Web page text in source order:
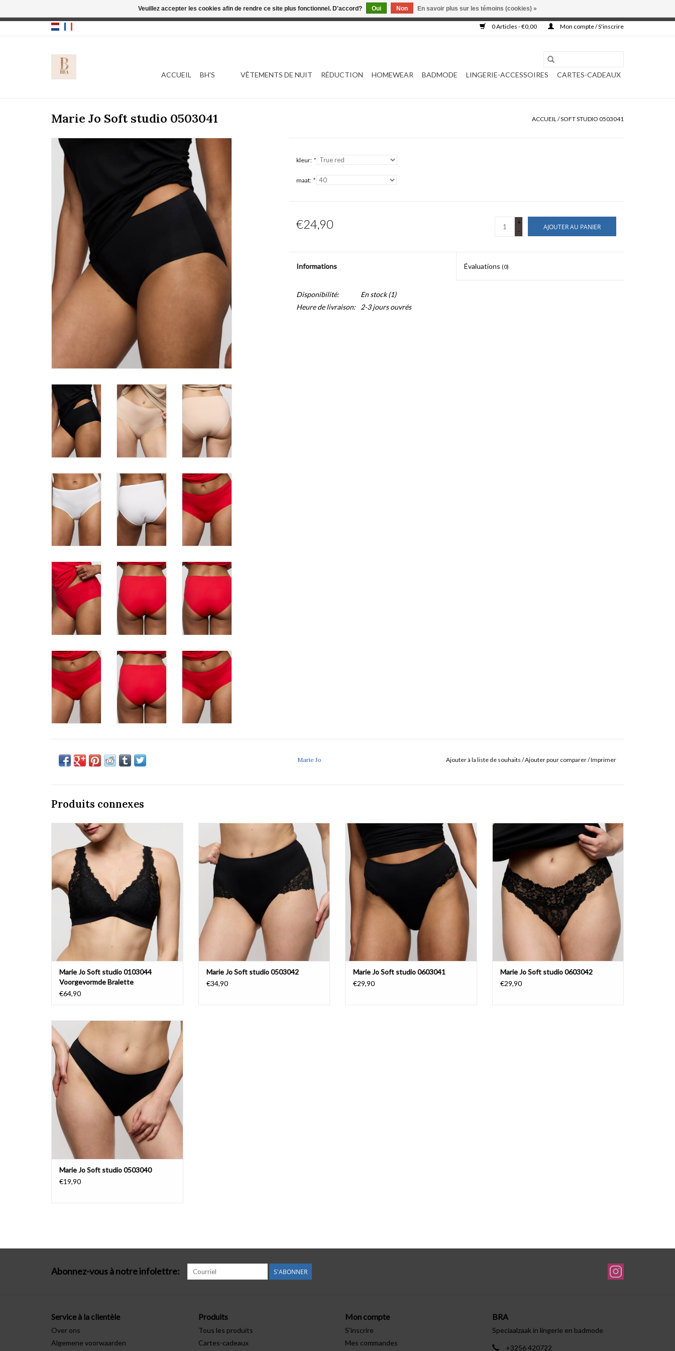
0 Articles - €0,00 Mon compte / S'inscrire
ACCUEIL BH'S VÊTEMENTS DE NUIT RÉDUCTION HOMEWEAR BADMODE LINGERIE-ACCESSOIRES CARTES-CADEAUX
Marie Jo Soft studio 0503041 ACCUEIL/SOFT STUDIO 0503041
kleur: *
maat: *
€24,90
+
-
AJOUTER AU PANIER
Informations Évaluations (0)
Disponibilité: En stock(1)
Heure de livraison:
2-3 jours ouvrés
Marie Jo Ajouter à la liste de souhaits /Ajouter pour comparer/Imprimer
Produits connexes
Marie Jo Soft studio 0103044 Voorgevormde
Bralette
AJOUTER AU PANIER
Marie Jo Soft studio 0103044
Voorgevormde Bralette
€64,90
Marie Jo Soft studio 0503042
AJOUTER AU PANIER
Marie Jo Soft studio 0503042
€34,90
Marie Jo Soft studio 0603041
Marie Jo Soft studio 0603041
€29,90
Marie Jo Soft studio 0603042
Marie Jo Soft studio 0603042
€29,90
Marie Jo Soft studio 0503040
Marie Jo Soft studio 0503040
€19,90
Abonnez-vous à notre infolettre: S'ABONNER
Service à la clientèle
Over ons
Algemene voorwaarden
Produits
Tous les produits
Cartes-cadeaux
Mon compte
S'inscrire
Mes commandes
BRA
Speciaalzaak in lingerie en badmode
+3256 420722
Veuillez accepter les cookies afin de rendre ce site plus fonctionnel. D'accord? Oui Non En savoir plus sur les témoins (cookies) »
Cette boutique est en construction. Toute commande passée ne sera ni traitée, ni complétée.